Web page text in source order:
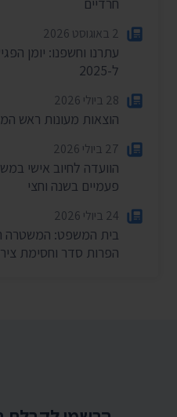
2 באוגוסט 2026
עתרנו וחשפנו: יומן
ל-2025
28 ביולי 2026
הוצאות מעונות ראש הממשלה
27 ביולי 2026
הוועדה לחיוב אישי
פעמיים בשנה וחצי
24 ביולי 2026
בית המשפט: המשטרה
הפרות סדר וחסימת